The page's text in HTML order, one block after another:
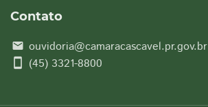
Contato
email ouvidoria@camaracascavel.pr.gov.br
smartphone (45) 3321-8800